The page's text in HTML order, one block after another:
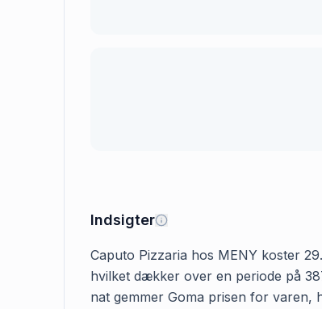
Indsigter
Caputo Pizzaria hos MENY koster
hvilket dækker over en periode på
nat gemmer Goma prisen for varen,